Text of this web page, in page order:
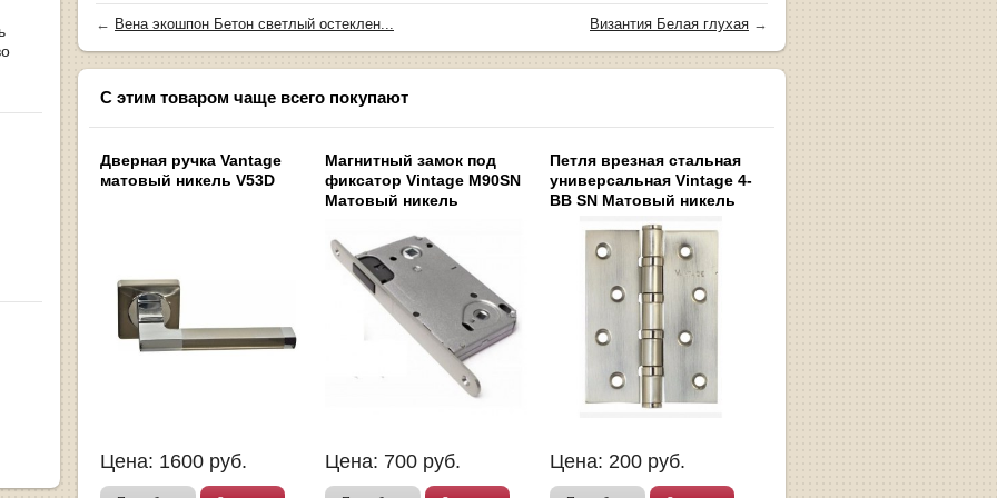
← Вена экошпон Бетон светлый остеклен... Византия Белая глухая →
С этим товаром чаще всего покупают
Дверная ручка Vantage
матовый никель V53D
Цена: 1600 руб.
Магнитный замок под
фиксатор Vintage M90SN
Матовый никель
Цена: 700 руб.
Петля врезная стальная
универсальная Vintage 4-
BB SN Матовый никель
Цена: 200 руб.